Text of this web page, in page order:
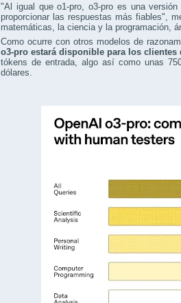
"Al igual que o1-pro, o3-pro es una
proporcionar las respuestas más fiables",
matemáticas, la ciencia y la programación,
Como ocurre con otros modelos de
o3-pro estará disponible para los clientes
tókens de entrada, algo así como unas
dólares.